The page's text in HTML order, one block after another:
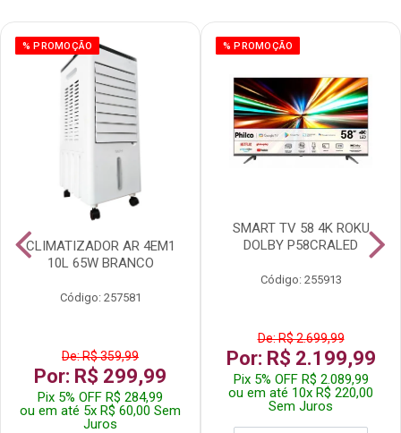
% PROMOÇÃO
CLIMATIZADOR AR 4EM1
10L 65W BRANCO
Código: 257581
De: R$ 359,99
Por: R$ 299,99
Pix 5% OFF R$ 284,99
ou em até 5x R$ 60,00 Sem
Juros
% PROMOÇÃO
SMART TV 58 4K ROKU
DOLBY P58CRALED
Código: 255913
De: R$ 2.699,99
Por: R$ 2.199,99
Pix 5% OFF R$ 2.089,99
ou em até 10x R$ 220,00
Sem Juros